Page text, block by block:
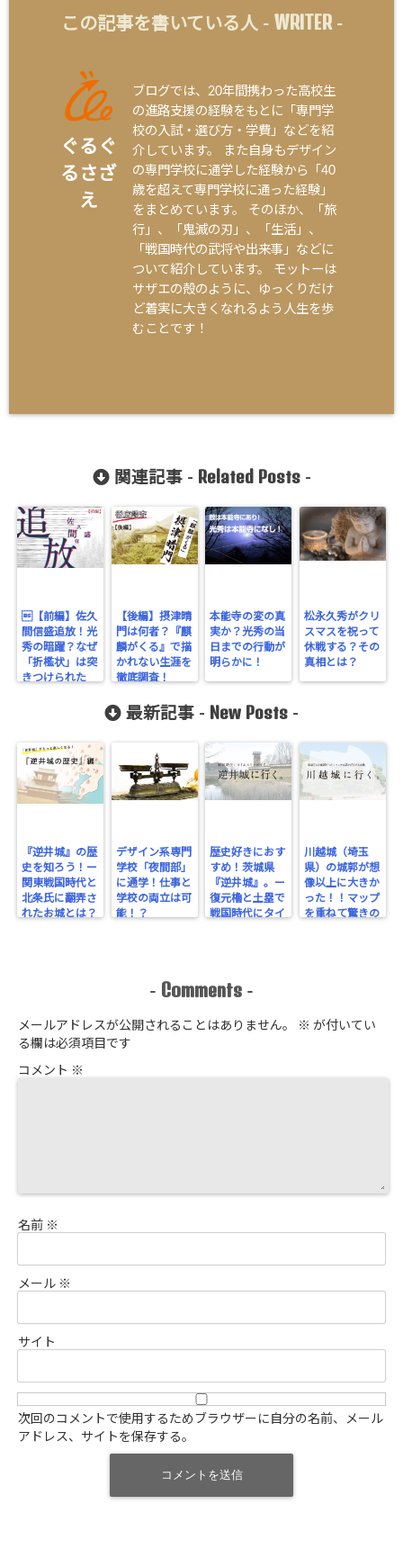
この記事を書いている人 - WRITER-
ぐるぐ
るさざ
え
ブログでは、20年間携わった高校生
の進路支援の経験をもとに「専門学
校の入試・選び方・学費」などを紹
介しています。 また自身もデザイン
の専門学校に通学した経験から「40
歳を超えて専門学校に通った経験」
をまとめています。 そのほか、「旅
行」、「鬼滅の刃」、「生活」、
「戦国時代の武将や出来事」などに
ついて紹介しています。 モットーは
サザエの殻のように、ゆっくりだけ
ど着実に大きくなれるよう人生を歩
むことです！
関連記事 - Related Posts-
【前編】佐久
間信盛追放！光
秀の暗躍？なぜ
「折檻状」は突
きつけられた
【後編】摂津晴
門は何者？『麒
麟がくる』で描
かれない生涯を
徹底調査！
本能寺の変の真
実か？光秀の当
日までの行動が
明らかに！
松永久秀がクリ
スマスを祝って
休戦する？その
真相とは？
最新記事 - New Posts -
『逆井城』の歴
史を知ろう！ー
関東戦国時代と
北条氏に翻弄さ
れたお城とは？
デザイン系専門
学校「夜間部」
に通学！仕事と
学校の両立は可
能！？
歴史好きにおす
すめ！茨城県
『逆井城』。ー
復元櫓と土塁で
戦国時代にタイ
川越城（埼玉
県）の城郭が想
像以上に大きか
った！！マップ
を重ねて驚きの
- Comments -
メールアドレスが公開されることはありません。 ※ が付いてい
る欄は必須項目です
コメント ※
名前 ※
メール ※
サイト
次回のコメントで使用するためブラウザーに自分の名前、メール
アドレス、サイトを保存する。